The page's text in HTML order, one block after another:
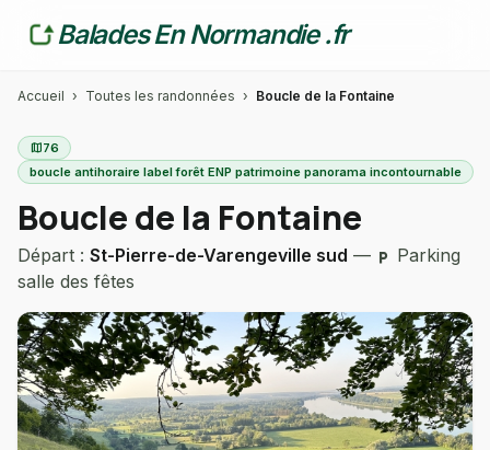
Balades En Normandie .fr
Accueil › Toutes les randonnées › Boucle de la Fontaine
map76
boucle antihoraire label forêt ENP patrimoine panorama incontournable
Boucle de la Fontaine
Départ : St-Pierre-de-Varengeville sud — local_parking
Parking
salle des fêtes